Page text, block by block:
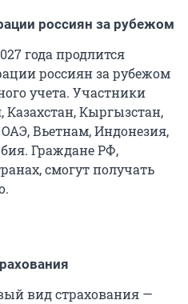
россиян за рубежом
года продлится
россиян за рубежом
учета. Участники
Кыргызстан,
Вьетнам, Индонезия,
Граждане РФ,
смогут получать
вид страхования —